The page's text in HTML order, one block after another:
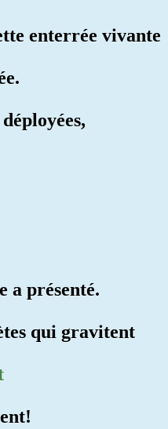
enterrée vivante
a présenté.
qui gravitent